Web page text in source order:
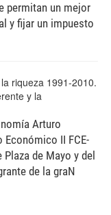
permitan un mejor
y fijar un impuesto
riqueza 1991-2010.
y la
Arturo
II FCE-
de Mayo y del
de la graN